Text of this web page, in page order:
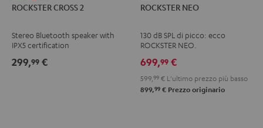
CROSS
Black
&
Green
CROSS
Nero
&
Rosso
CROSS
Light
Gray
ROCKSTER CROSS 2
Stereo Bluetooth speaker with
IPX5 certification
299,99 €
NEO
ROCKSTER NEO
130 dB SPL di picco: ecco
ROCKSTER NEO.
699,99 €
599, 99 € L'ultimo prezzo più basso
899,99 € Prezzo originario